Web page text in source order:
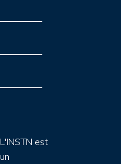
L'INSTN est
un